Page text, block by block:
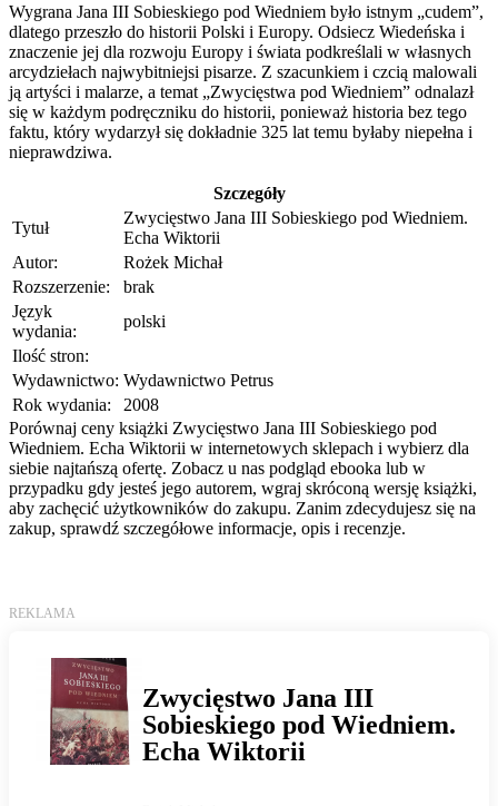
Wygrana Jana III Sobieskiego pod Wiedniem było istnym „cudem”,
dlatego przeszło do historii Polski i Europy. Odsiecz Wiedeńska i
znaczenie jej dla rozwoju Europy i świata podkreślali w własnych
arcydziełach najwybitniejsi pisarze. Z szacunkiem i czcią malowali
ją artyści i malarze, a temat „Zwycięstwa pod Wiedniem” odnalazł
się w każdym podręczniku do historii, ponieważ historia bez tego
faktu, który wydarzył się dokładnie 325 lat temu byłaby niepełna i
nieprawdziwa.
Szczegóły
Tytuł
Zwycięstwo Jana III Sobieskiego pod Wiedniem.
Echa Wiktorii
Autor:
Rożek Michał
Rozszerzenie:
brak
Język
wydania:
polski
Ilość stron:
Wydawnictwo: Wydawnictwo Petrus
Rok wydania:
2008
Porównaj ceny książki Zwycięstwo Jana III Sobieskiego pod
Wiedniem. Echa Wiktorii w internetowych sklepach i wybierz dla
siebie najtańszą ofertę. Zobacz u nas podgląd ebooka lub w
przypadku gdy jesteś jego autorem, wgraj skróconą wersję książki,
aby zachęcić użytkowników do zakupu. Zanim zdecydujesz się na
zakup, sprawdź szczegółowe informacje, opis i recenzje.